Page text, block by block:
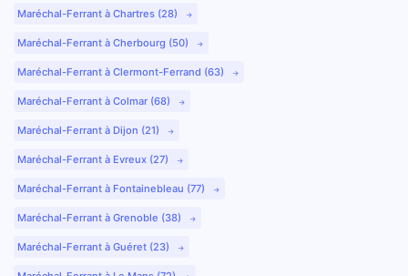
Maréchal-Ferrant à Chartres (28)
Maréchal-Ferrant à Cherbourg (50)
Maréchal-Ferrant à Clermont-Ferrand (63)
Maréchal-Ferrant à Colmar (68)
Maréchal-Ferrant à Dijon (21)
Maréchal-Ferrant à Evreux (27)
Maréchal-Ferrant à Fontainebleau (77)
Maréchal-Ferrant à Grenoble (38)
Maréchal-Ferrant à Guéret (23)